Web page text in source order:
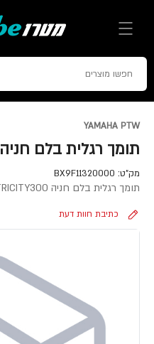
YAMAHA PTW
תומך רגלית בלם חניה TRICITY300
מק"ט: BX9F11320000
תומך רגלית בלם חניה TRICITY300
כתיבת חוות דעת